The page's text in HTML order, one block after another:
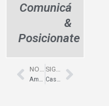
Comunicá
&
Posicionate
Prev
NOTA ANTERIOR
American Wood – Muebles de Vanguardia – Presentes
SIGUIENTE NOTA
Casa Chic – Rodriguez – Equipamiento para locales Comerciales Next